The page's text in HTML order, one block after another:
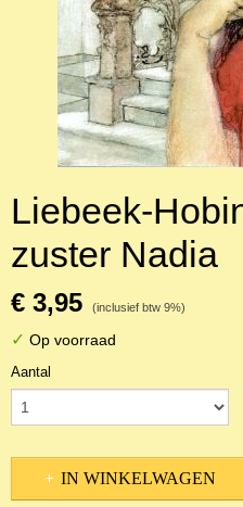
Liebeek-
zuster Nadia
€ 3,95 (inclusief btw 9%)
✓ Op voorraad
Aantal
IN WINKELWAGEN